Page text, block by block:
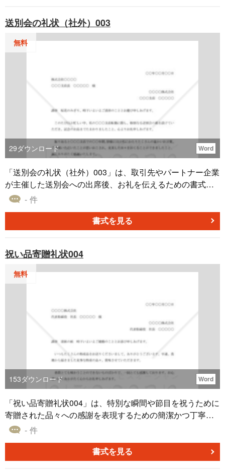
送別会の礼状（社外）003
無料
29ダウンロード Word
「送別会の礼状（社外）003」は、取引先やパートナー企業
が主催した送別会への出席後、お礼を伝えるための書式で
す。このテンプレートには、これまでのお礼や今後の展望
で、取引先やパートナー企業に対し、適切な方法で感謝の
意を表現できます。特に、取引先やパートナー企業が送別
を伝えたい場合に適した文例です。アレンジしてご利用い
ただけます。
- 件
書式を見る
祝い品寄贈礼状004
無料
153ダウンロード Word
「祝い品寄贈礼状004」は、特別な瞬間や節目を祝うために
寄贈された品々への感謝を表現するための簡潔かつ丁寧な
テンプレートです。 このテンプレートを利用することで、
です。また、このテンプレートは特別な場面での利用を想
定しており、例えば記念日のパーティーや企業の節目のお
- 件
書式を見る